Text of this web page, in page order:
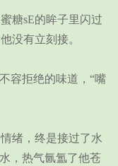
糖sE的眸子里闪过
没有立刻接。
容拒绝的味道，“嘴
绪，终是接过了水
，热气氤氲了他苍